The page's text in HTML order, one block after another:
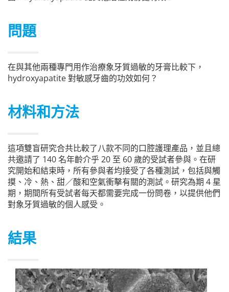
問題
在與其他兩種專門用作治療象牙質過敏的牙膏比較下，
hydroxyapatite 對敏感牙齒的功效如何？
材料和方法
這項雙盲研究合共比較了八款不同的口腔護理產品，並且總
共邀請了 140 名年齡介乎 20 至 60 歲的受試者參與。在研
究開始和結束時，所有參與者均接受了各種測試，包括與觸
摸、冷、熱、甜／酸和空氣衝擊有關的測試。研究為期 4 星
期，期間所有受試者每天都需要完成一份問卷，以提供他們
對象牙質過敏的個人感受。
結果